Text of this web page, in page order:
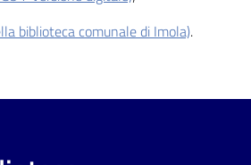
biblioteca comunale di Imola).